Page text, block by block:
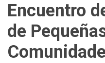
Encuentro
de